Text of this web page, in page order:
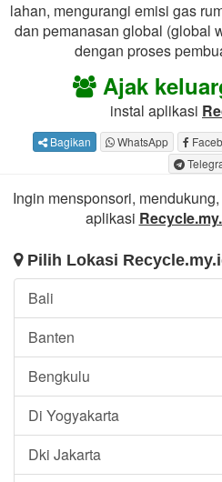
lahan, mengurangi emisi gas
dan pemanasan global (global
dengan proses
Ajak
instal aplikasi
Bagikan WhatsApp
Ingin mensponsori,
aplikasi
Pilih Lokasi
Bali
Banten
Bengkulu
Di Yogyakarta
Dki Jakarta